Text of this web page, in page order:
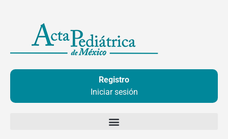
contenido
Registro
Iniciar sesión